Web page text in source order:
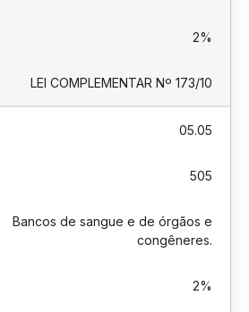
2%
LEI COMPLEMENTAR Nº 173/10
05.05
505
Bancos de sangue e de órgãos e
congêneres.
2%